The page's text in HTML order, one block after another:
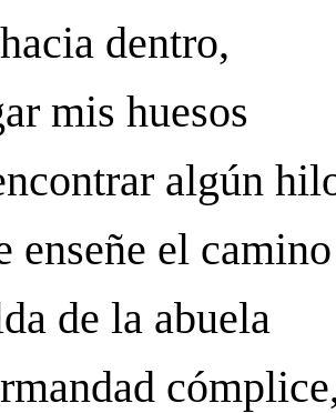
dentro,
mis huesos
algún
enseñe el
de la abuela